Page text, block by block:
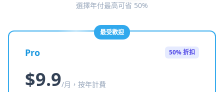
選擇年付最高可省 50%
最受歡迎
Pro 50% 折扣
$9.9/月，按年計費